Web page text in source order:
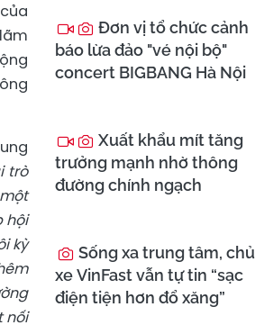
trò
hội
kỳ
nối
Đơn vị tổ chức cảnh
báo lừa đảo "vé nội bộ"
concert BIGBANG Hà Nội
Xuất khẩu mít tăng
trưởng mạnh nhờ thông
đường chính ngạch
Sống xa trung tâm, chủ
xe VinFast vẫn tự tin “sạc
điện tiện hơn đổ xăng”